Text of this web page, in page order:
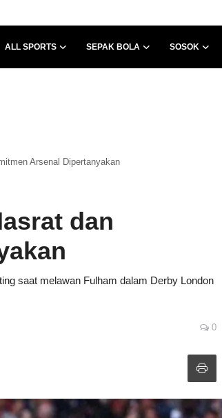
ALL SPORTS SEPAK BOLA SOSOK
Arsenal Dipertanyakan
dan
saat melawan Fulham dalam Derby London
0